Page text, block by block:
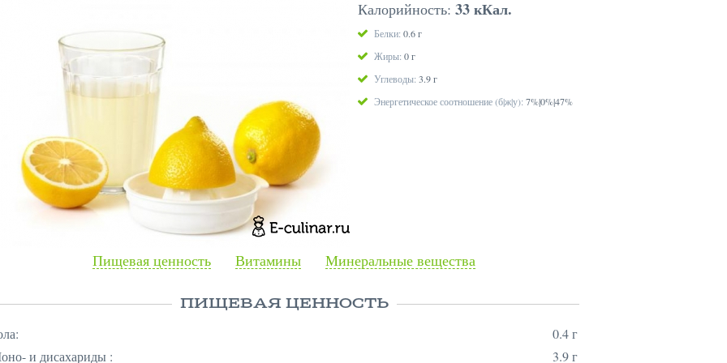
Калорийность: 33 кКал.
Белки: 0.6 г
Жиры: 0 г
Углеводы: 3.9 г
Энергетическое соотношение (б|ж|у): 7%|0%|47%
Пищевая ценность Витамины Минеральные вещества
ПИЩЕВАЯ ЦЕННОСТЬ
0.4 г
и дисахариды :
3.9 г